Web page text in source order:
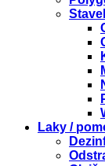
Laky /